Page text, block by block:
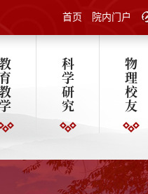
首页 院内门户
育
科
学
研
究
物
理
校
友